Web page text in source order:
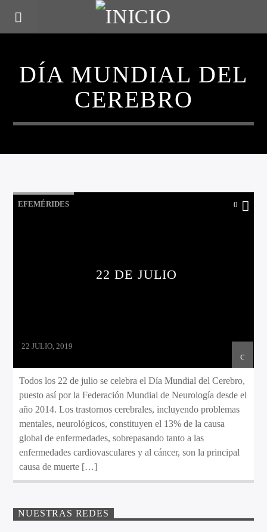
DÍA MUNDIAL DEL
CEREBRO
EFEMÉRIDES 0
22 DE JULIO
22 JULIO, 2019
Todos los 22 de julio se celebra el Día Mundial del Cerebro,
puesto así por la Federación Mundial de Neurología desde el
año 2014. Los trastornos cerebrales, incluyendo problemas
mentales, neurológicos, constituyen el 13% de la causa
global de enfermedades, sobrepasando tanto a las
enfermedades cardiovasculares y al cáncer, son la principal
causa de muerte […]
NUESTRAS REDES